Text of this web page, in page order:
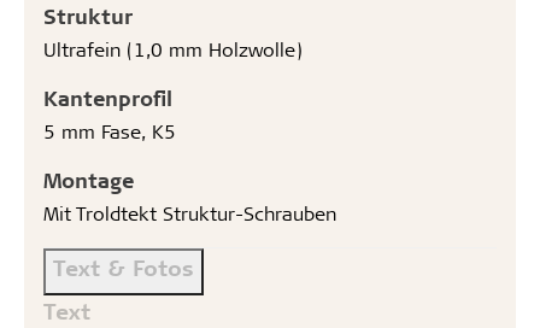
Struktur
Ultrafein (1,0 mm Holzwolle)
Kantenprofil
5 mm Fase, K5
Montage
Mit Troldtekt Struktur-Schrauben
Text & Fotos
Text